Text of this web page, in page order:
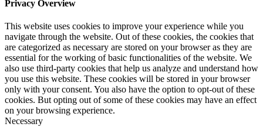
Privacy Overview
This website uses cookies to improve your experience while you
navigate through the website. Out of these cookies, the cookies that
are categorized as necessary are stored on your browser as they are
essential for the working of basic functionalities of the website. We
also use third-party cookies that help us analyze and understand how
you use this website. These cookies will be stored in your browser
only with your consent. You also have the option to opt-out of these
cookies. But opting out of some of these cookies may have an effect
on your browsing experience.
Necessary